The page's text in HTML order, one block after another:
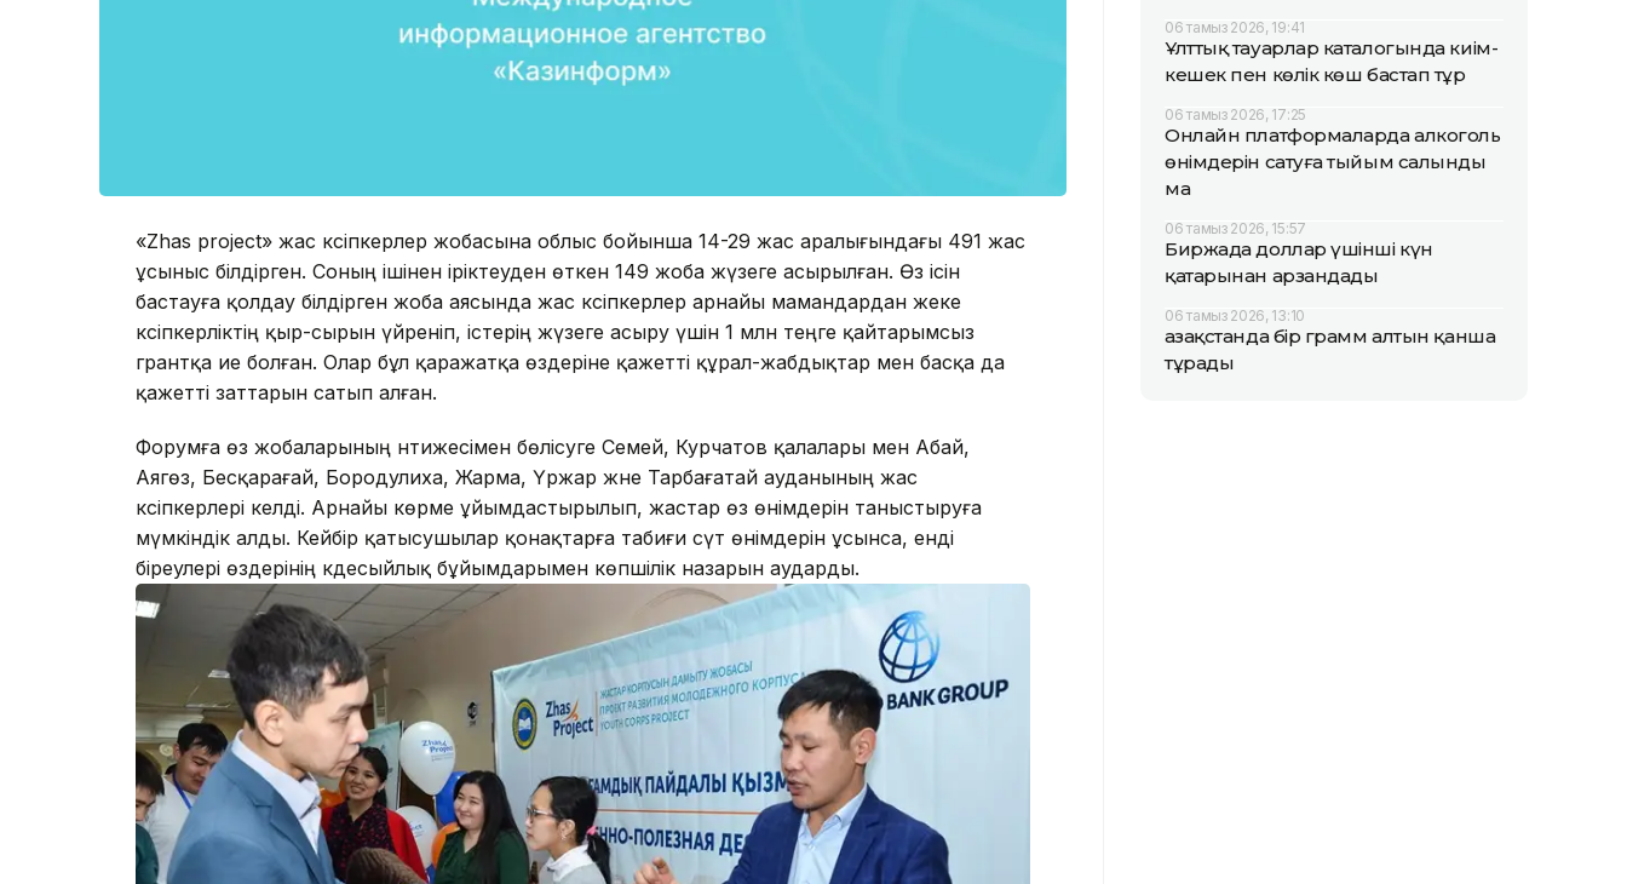
«Zhas project» жас кәсіпкерлер жобасына облыс бойынша 14-29 жас аралығындағы 491 жас
ұсыныс білдірген. Соның ішінен іріктеуден өткен 149 жоба жүзеге асырылған. Өз ісін
бастауға қолдау білдірген жоба аясында жас кәсіпкерлер арнайы мамандардан жеке
кәсіпкерліктің қыр-сырын үйреніп, істерің жүзеге асыру үшін 1 млн теңге қайтарымсыз
грантқа ие болған. Олар бұл қаражатқа өздеріне қажетті құрал-жабдықтар мен басқа да
қажетті заттарын сатып алған.
Форумға өз жобаларының нәтижесімен бөлісуге Семей, Курчатов қалалары мен Абай,
Аягөз, Бесқарағай, Бородулиха, Жарма, Үржар және Тарбағатай ауданының жас
кәсіпкерлері келді. Арнайы көрме ұйымдастырылып, жастар өз өнімдерін таныстыруға
мүмкіндік алды. Кейбір қатысушылар қонақтарға табиғи сүт өнімдерін ұсынса, енді
біреулері өздерінің кәдесыйлық бұйымдарымен көпшілік назарын аударды.
06 тамыз 2026, 19:41
Ұлттық тауарлар каталогында киім-
кешек пен көлік көш бастап тұр
06 тамыз 2026, 17:25
Онлайн платформаларда алкоголь
өнімдерін сатуға тыйым салынды
ма
06 тамыз 2026, 15:57
Биржада доллар үшінші күн
қатарынан арзандады
06 тамыз 2026, 13:10
Қазақстанда бір грамм алтын қанша
тұрады